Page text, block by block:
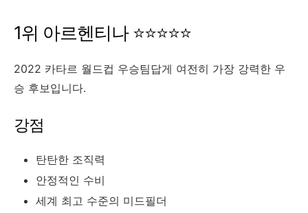
1위 아르헨티나 ⭐⭐⭐⭐⭐
2022 카타르 월드컵 우승팀답게 여전히 가장 강력한 우
승 후보입니다.
강점
탄탄한 조직력
안정적인 수비
세계 최고 수준의 미드필더